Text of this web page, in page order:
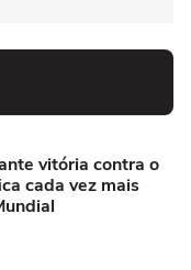
vitória contra o
cada vez mais